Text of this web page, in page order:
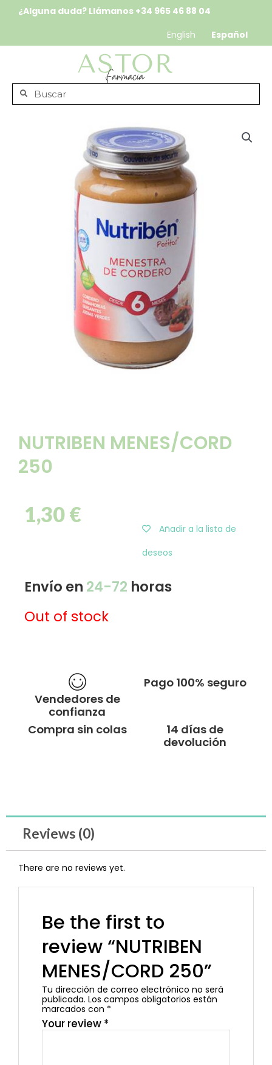
¿Alguna duda? Llámanos +34 965 46 88 04
English
Español
NUTRIBEN MENES/CORD
250
1,30€
Añadir a la lista de
deseos
Envío en 24-72 horas
Out of stock
Vendedores de
confianza
Pago 100% seguro
Compra sin colas
14 días de
devolución
Reviews (0)
There are no reviews yet.
Be the first to
review “NUTRIBEN
MENES/CORD 250”
Tu dirección de correo electrónico no será
publicada. Los campos obligatorios están
marcados con *
Your review *